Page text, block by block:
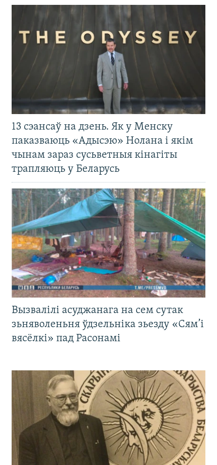
13 сэансаў на дзень. Як у Менску
паказваюць «Адысэю» Нолана і якім
чынам зараз сусьветныя кінагіты
трапляюць у Беларусь
Вызвалілі асуджанага на сем сутак
зьняволеньня ўдзельніка зьезду «Сям’і
вясёлкі» пад Расонамі